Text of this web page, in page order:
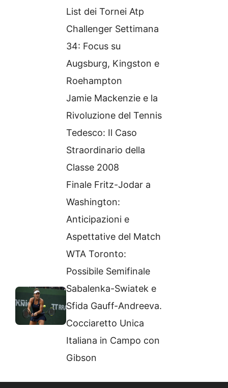
List dei Tornei Atp
Challenger Settimana
34: Focus su
Augsburg, Kingston e
Roehampton
Jamie Mackenzie e la
Rivoluzione del Tennis
Tedesco: Il Caso
Straordinario della
Classe 2008
Finale Fritz-Jodar a
Washington:
Anticipazioni e
Aspettative del Match
WTA Toronto:
Possibile Semifinale
Sabalenka-Swiatek e
Sfida Gauff-Andreeva.
Cocciaretto Unica
Italiana in Campo con
Gibson